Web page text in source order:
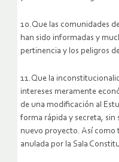
10.Que las comunidades
han sido informadas y
pertinencia y los peligros
11.Que la
intereses meramente
de una modificación al
forma rápida y secreta, sin
nuevo proyecto. Así como
anulada por la Sala